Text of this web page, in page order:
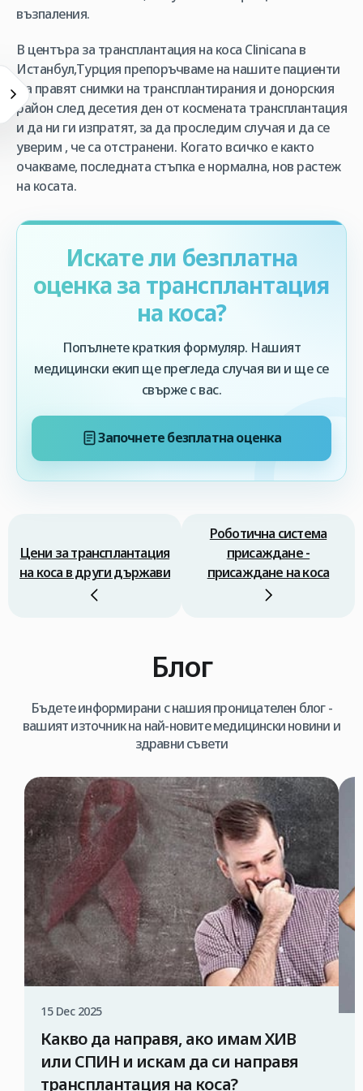
възпаления.
В центъра за трансплантация на коса Clinicana в
Истанбул,Турция препоръчваме на нашите пациенти
да правят снимки на трансплантирания и донорския
район след десетия ден от космената трансплантация
и да ни ги изпратят, за да проследим случая и да се
уверим , че са отстранени. Когато всичко е както
очакваме, последната стъпка е нормална, нов растеж
на косата.
Искате ли безплатна
оценка за трансплантация
на коса?
Попълнете краткия формуляр. Нашият
медицински екип ще прегледа случая ви и ще се
свърже с вас.
Започнете безплатна оценка
Цени за трансплантация
на коса в други държави
Роботична система
присаждане -
присаждане на коса
Блог
Бъдете информирани с нашия проницателен блог -
вашият източник на най-новите медицински новини и
здравни съвети
15 Dec 2025
Какво да направя, ако имам ХИВ
или СПИН и искам да си направя
трансплантация на коса?